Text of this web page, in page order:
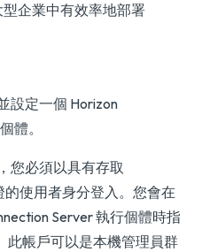
企業中有效率地部署
設定一個 Horizon
體。
您必須以具有存取
使用者身分登入。您會在
Server 執行個體時指
此帳戶可以是本機管理員群